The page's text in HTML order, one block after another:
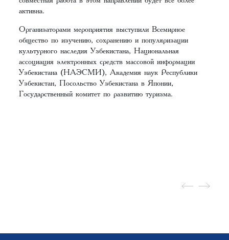
активна.
Организаторами мероприятия выступили Всемирное
общество по изучению, сохранению и популяризации
культурного наследия Узбекистана, Национальная
ассоциация электронных средств массовой информации
Узбекистана (НАЭСМИ), Академия наук Республики
Узбекистан, Посольство Узбекистана в Японии,
Государственный комитет по развитию туризма.